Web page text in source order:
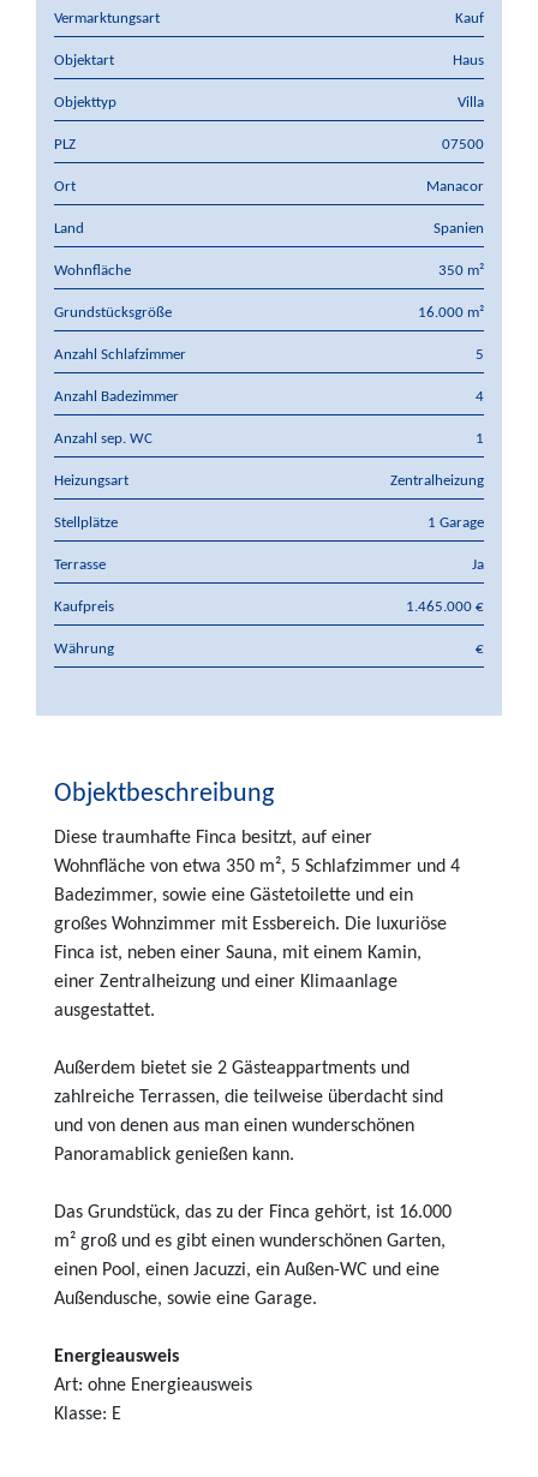
Vermarktungsart Kauf
Objektart Haus
Objekttyp Villa
PLZ 07500
Ort Manacor
Land Spanien
Wohnfläche 350 m²
Grundstücksgröße 16.000 m²
Anzahl Schlafzimmer 5
Anzahl Badezimmer 4
Anzahl sep. WC 1
Heizungsart Zentralheizung
Stellplätze 1 Garage
Terrasse Ja
Kaufpreis 1.465.000 €
Währung €
Objektbeschreibung
Diese traumhafte Finca besitzt, auf einer
Wohnfläche von etwa 350 m², 5 Schlafzimmer und 4
Badezimmer, sowie eine Gästetoilette und ein
großes Wohnzimmer mit Essbereich. Die luxuriöse
Finca ist, neben einer Sauna, mit einem Kamin,
einer Zentralheizung und einer Klimaanlage
ausgestattet.
Außerdem bietet sie 2 Gästeappartments und
zahlreiche Terrassen, die teilweise überdacht sind
und von denen aus man einen wunderschönen
Panoramablick genießen kann.
Das Grundstück, das zu der Finca gehört, ist 16.000
m² groß und es gibt einen wunderschönen Garten,
einen Pool, einen Jacuzzi, ein Außen-WC und eine
Außendusche, sowie eine Garage.
Energieausweis
Art: ohne Energieausweis
Klasse: E